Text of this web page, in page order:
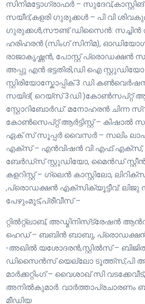
സിനിമട്ടോഗ്രാഫർ –
സയീദ്,കളരി ഗുരുക്കൾ – പി വി
ഗുരുക്കൾ,സൗണ്ട് ഡിസൈൻ:
ഹരിഹരൻ (സിംഗ് സിനിമ),
രാജാകൃഷ്ണൻ, പോസ്റ്റ്‌ പ്രൊഡക്ഷൻ
അപ്പു എൻ ഭട്ടതിരി,ഡി ഐ സ്റ്റുഡിയോ –
സ്റ്റിരിയോസ്കോപ്പിക് 3 ഡി
സയിദ്( റെയ്സ് 3ഡി )കോൺസപ്റ്റ്
സ്റ്റോറിബോർഡ്: മനോഹരൻ ചിന്ന
കോൺസെപ്റ്റ് ആർട്ടിസ്റ്റ് –
ഏക് സ് സൂപ്പർ വൈസർ – സലിം
എക്സ് – എൻവിഷൻ വി എഫ് എക്സ്,
ബേർഡ്സ് സ്റ്റുഡിയോ, മൈൻഡ്
കളറിസ്റ്റ് – ഗ്ലെൻ കാസ്റ്റിലോ,
,പ്രൊഡക്ഷൻ എക്സിക്യൂട്ടീവ്: ലിജു
പേഴുംമൂട്,പ്രീവീസ് –
റ്റിൽറ്റ്ലാബ്, അഡ്മിനിസ്‌ട്രേഷൻ
ഹെഡ് – ബബിൻ ബാബു,
-അഖിൽ യശോദരൻ,സ്റ്റിൽസ് –
ഡിസൈൻസ് യെല്ലോ ടൂത്ത്സ്,പി
മാർക്കറ്റിംഗ് – വൈശാഖ് സി
അനിൽകുമാർ. വാർത്താപ്രചാരണം
മീഡിയ